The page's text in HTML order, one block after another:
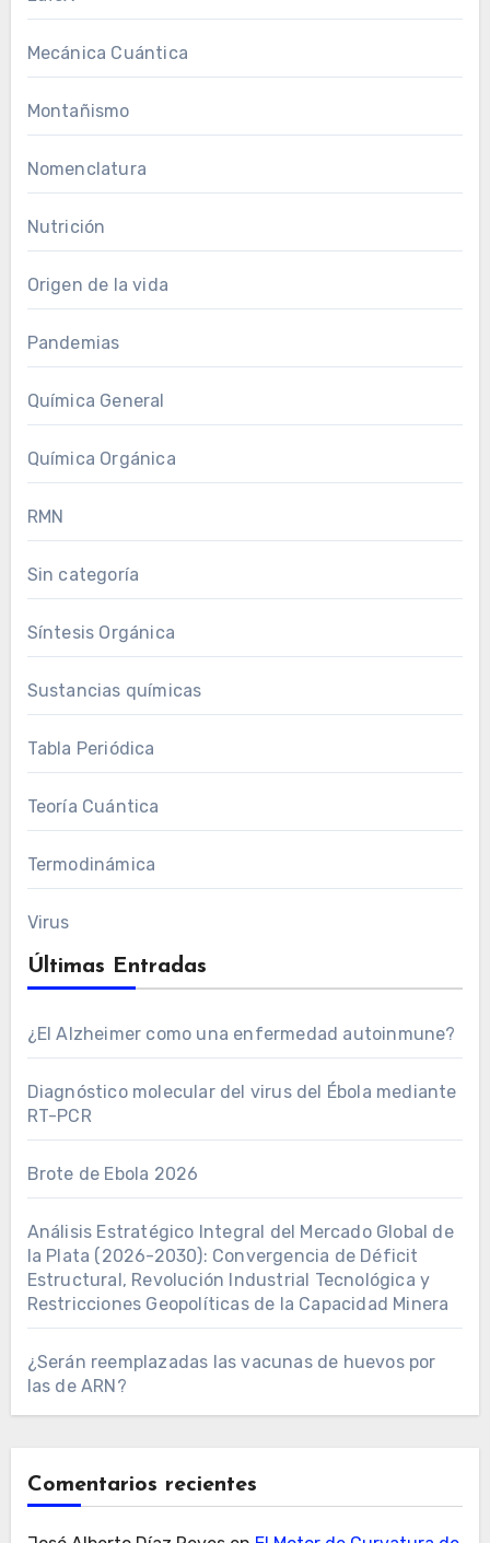
Mecánica Cuántica
Montañismo
Nomenclatura
Nutrición
Origen de la vida
Pandemias
Química General
Química Orgánica
RMN
Sin categoría
Síntesis Orgánica
Sustancias químicas
Tabla Periódica
Teoría Cuántica
Termodinámica
Virus
Últimas Entradas
¿El Alzheimer como una enfermedad autoinmune?
Diagnóstico molecular del virus del Ébola mediante
RT-PCR
Brote de Ebola 2026
Análisis Estratégico Integral del Mercado Global de
la Plata (2026-2030): Convergencia de Déficit
Estructural, Revolución Industrial Tecnológica y
Restricciones Geopolíticas de la Capacidad Minera
¿Serán reemplazadas las vacunas de huevos por
las de ARN?
Comentarios recientes